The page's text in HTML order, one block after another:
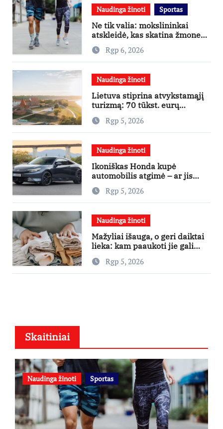
Naudinga žinoti Sportas
Ne tik valia: mokslininkai
atskleidė, kas skatina žmones
daugiau judėti
Rgp 6, 2026
Naudinga žinoti
Lietuva stiprina atvykstamąjį
turizmą: 70 tūkst. eurų
investicijų užsienio turistams
pritraukti
Rgp 5, 2026
Naudinga žinoti
Ikoniškas Honda kupė
automobilis atgimė – ar jis
pateisins pirkėjų lūkesčius?
Rgp 5, 2026
Naudinga žinoti
Mažyliai išauga, o geri daiktai
lieka: kam paaukoti jie gali
būti aukso vertės?
Rgp 5, 2026
Skaitiniai
Naudinga žinoti Sportas